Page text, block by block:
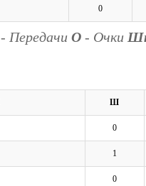
0
- Передачи О - Очки
Ш
0
1
0